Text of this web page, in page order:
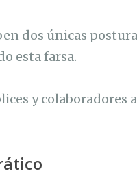
dos únicas
esta farsa.
y colaboradores